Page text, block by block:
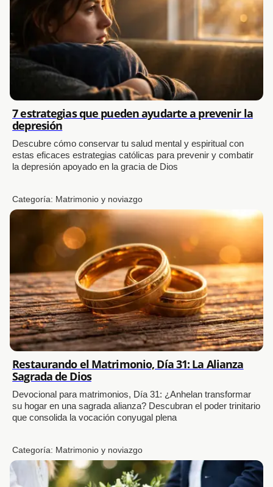
7 estrategias que pueden ayudarte a prevenir la
depresión
Descubre cómo conservar tu salud mental y espiritual con
estas eficaces estrategias católicas para prevenir y combatir
la depresión apoyado en la gracia de Dios
Categoría: Matrimonio y noviazgo
Restaurando el Matrimonio, Día 31: La Alianza
Sagrada de Dios
Devocional para matrimonios, Día 31: ¿Anhelan transformar
su hogar en una sagrada alianza? Descubran el poder trinitario
que consolida la vocación conyugal plena
Categoría: Matrimonio y noviazgo